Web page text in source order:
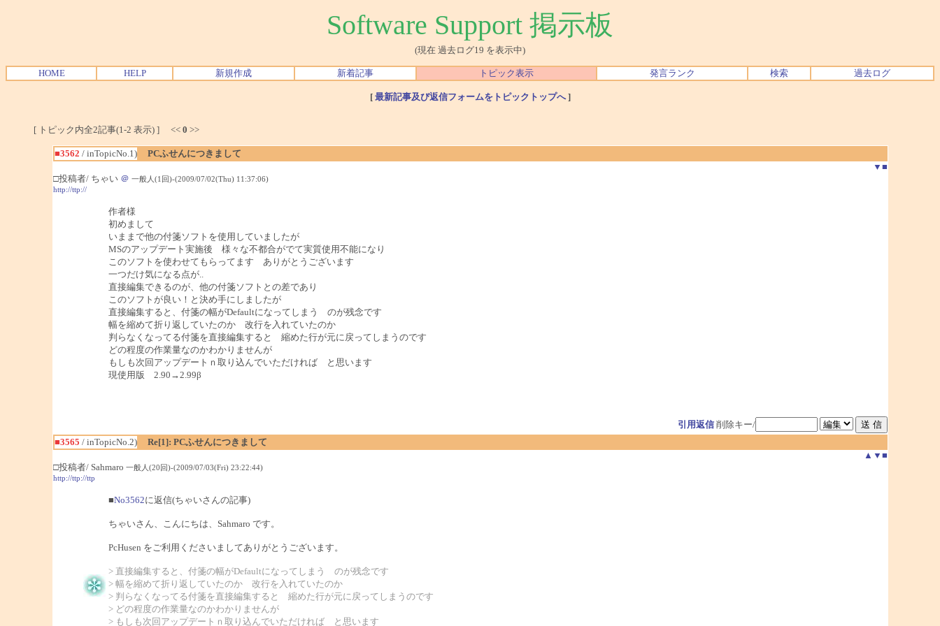
Software Support 掲示板
(現在 過去ログ19 を表示中)
HOME HELP 新規作成 新着記事 トピック表示 発言ランク 検索 過去ログ
[ 最新記事及び返信フォームをトピックトップへ]
[ トピック内全2記事(1-2 表示) ] << 0 >>
■3562 / inTopicNo.1)
PCふせんにつきまして
▼ ■
□投稿者/ ちゃい ＠ 一般人(1回)-(2009/07/02(Thu) 11:37:06)
http://ttp://
作者様
初めまして
いままで他の付箋ソフトを使用していましたが
MSのアップデート実施後 様々な不都合がでて実質使用不能になり
このソフトを使わせてもらってます ありがとうございます
一つだけ気になる点が..
直接編集できるのが、他の付箋ソフトとの差であり
このソフトが良い！と決め手にしましたが
直接編集すると、付箋の幅がDefaultになってしまう のが残念です
幅を縮めて折り返していたのか 改行を入れていたのか
判らなくなってる付箋を直接編集すると 縮めた行が元に戻ってしまうのです
どの程度の作業量なのかわかりませんが
もしも次回アップデートｎ取り込んでいただければ と思います
現使用版 2.90→2.99β
引用返信 削除キー/
■3565 / inTopicNo.2)
Re[1]: PCふせんにつきまして
▲ ▼ ■
□投稿者/ Sahmaro 一般人(20回)-(2009/07/03(Fri) 23:22:44)
http://ttp://ttp
■No3562に返信(ちゃいさんの記事)
ちゃいさん、こんにちは、Sahmaro です。
PcHusen をご利用くださいましてありがとうございます。
> 直接編集すると、付箋の幅がDefaultになってしまう のが残念です
> 幅を縮めて折り返していたのか 改行を入れていたのか
> 判らなくなってる付箋を直接編集すると 縮めた行が元に戻ってしまうのです
> どの程度の作業量なのかわかりませんが
> もしも次回アップデートｎ取り込んでいただければ と思います